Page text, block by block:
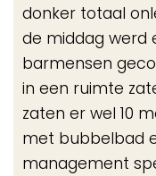
donker totaal
de middag werd
barmensen
in een ruimte
zaten er wel 10
met bubbelbad
management